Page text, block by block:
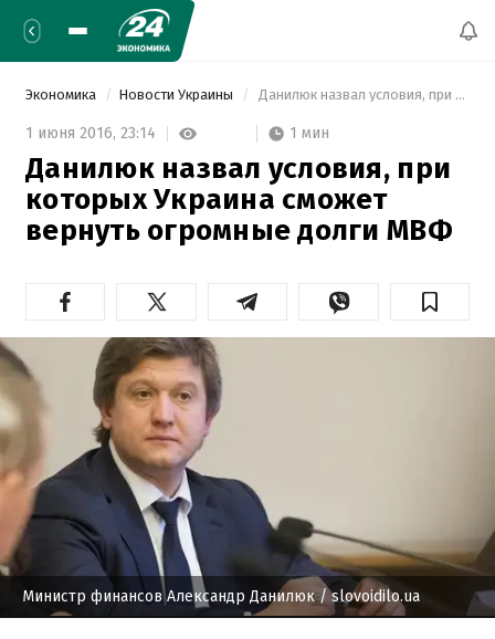
Экономика Новости Украины Данилюк назвал условия, при которых Украина сможет вернуть огромные долги МВФ
1 июня 2016, 23:14 1 мин
Данилюк назвал условия, при
которых Украина сможет
вернуть огромные долги МВФ
Министр финансов Александр Данилюк/ slovoidilo.ua